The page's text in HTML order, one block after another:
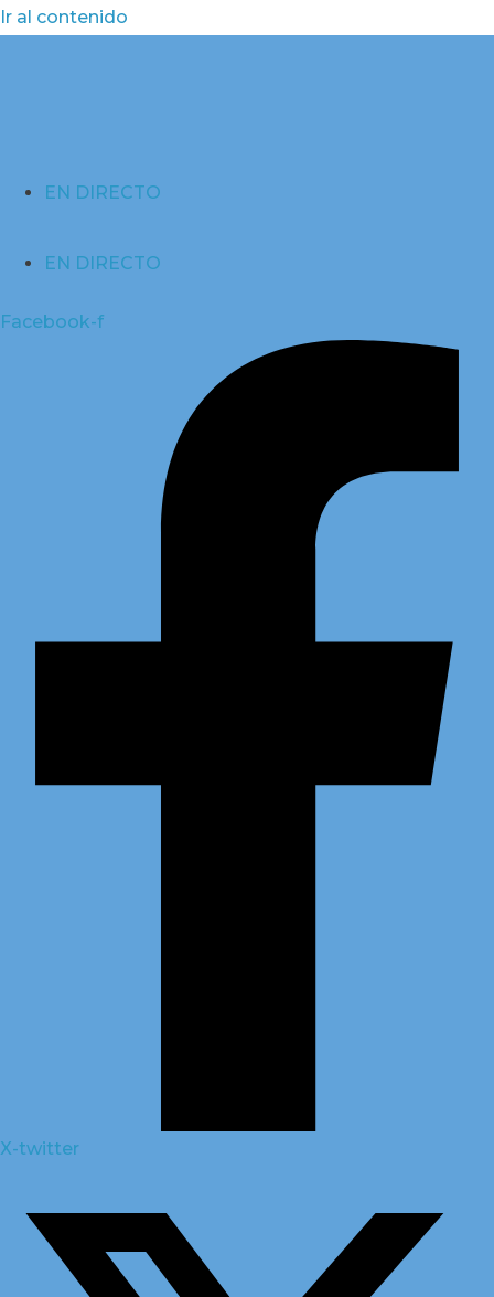
Ir al contenido
EN DIRECTO
EN DIRECTO
Facebook-f
X-twitter